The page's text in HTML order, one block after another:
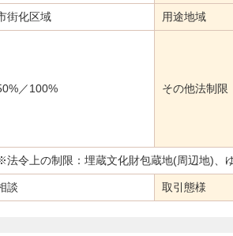
街化区域 用途地域
／100% その他法制限
法令上の制限：埋蔵文化財包蔵地(周辺地)、
談 取引態様